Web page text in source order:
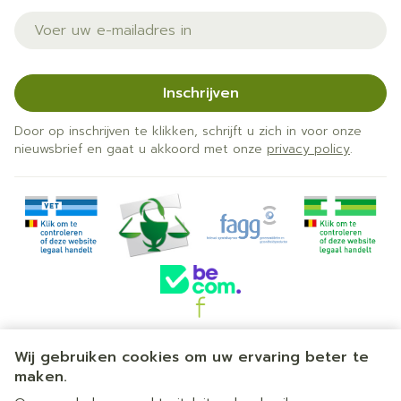
Wij gebruiken cookies om uw ervaring beter te
maken.
E-mail adres
Inschrijven
Door op inschrijven te klikken, schrijft u zich in voor onze
nieuwsbrief en gaat u akkoord met onze privacy policy.
Juridische links